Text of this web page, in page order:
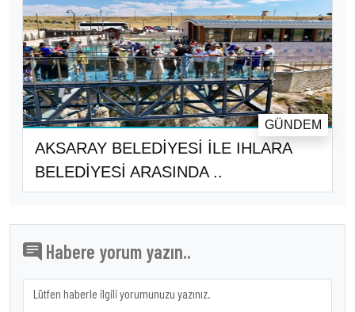
AKSARAY BELEDİYESİ İLE IHLARA
BELEDİYESİ ARASINDA ..
GÜNDEM
Habere yorum yazın..